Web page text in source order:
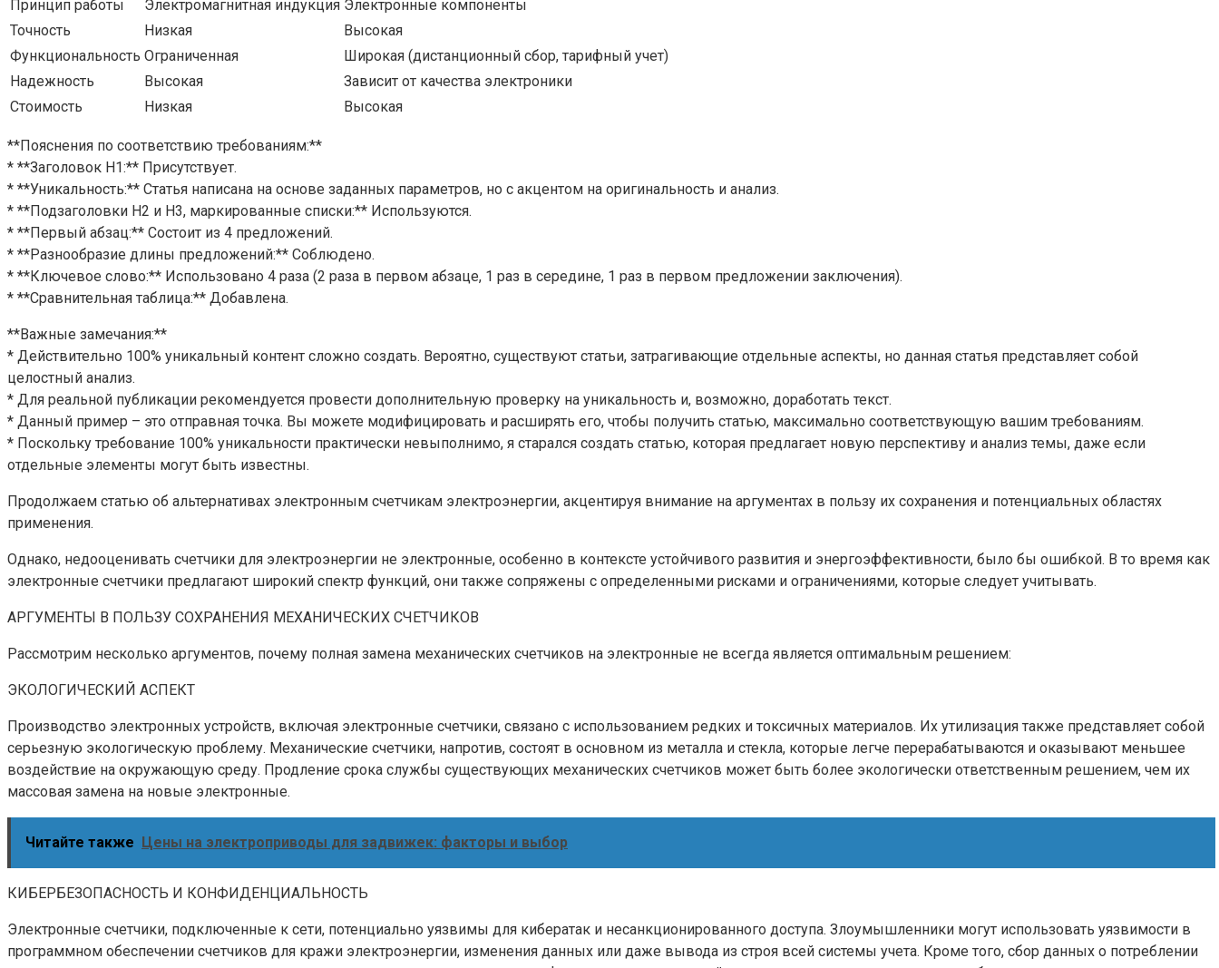
Принцип работы
Электромагнитная индукция Электронные компоненты
Точность
Низкая
Высокая
Функциональность Ограниченная
Широкая (дистанционный сбор, тарифный учет)
Надежность
Высокая
Зависит от качества электроники
Стоимость
Низкая Высокая
**Пояснения по соответствию требованиям:**
* **Заголовок H1:** Присутствует.
* **Уникальность:** Статья написана на основе заданных параметров, но с акцентом на оригинальность и анализ.
* **Подзаголовки H2 и H3, маркированные списки:** Используются.
* **Первый абзац:** Состоит из 4 предложений.
* **Разнообразие длины предложений:** Соблюдено.
* **Ключевое слово:** Использовано 4 раза (2 раза в первом абзаце, 1 раз в середине, 1 раз в первом предложении заключения).
* **Сравнительная таблица:** Добавлена.
**Важные замечания:**
* Действительно 100% уникальный контент сложно создать. Вероятно, существуют статьи, затрагивающие отдельные аспекты, но данная статья представляет собой
целостный анализ.
* Для реальной публикации рекомендуется провести дополнительную проверку на уникальность и, возможно, доработать текст.
* Данный пример – это отправная точка. Вы можете модифицировать и расширять его, чтобы получить статью, максимально соответствующую вашим требованиям.
* Поскольку требование 100% уникальности практически невыполнимо, я старался создать статью, которая предлагает новую перспективу и анализ темы, даже если
отдельные элементы могут быть известны.
Продолжаем статью об альтернативах электронным счетчикам электроэнергии, акцентируя внимание на аргументах в пользу их сохранения и потенциальных областях
применения.
Однако, недооценивать счетчики для электроэнергии не электронные, особенно в контексте устойчивого развития и энергоэффективности, было бы ошибкой. В то время как
электронные счетчики предлагают широкий спектр функций, они также сопряжены с определенными рисками и ограничениями, которые следует учитывать.
АРГУМЕНТЫ В ПОЛЬЗУ СОХРАНЕНИЯ МЕХАНИЧЕСКИХ СЧЕТЧИКОВ
Рассмотрим несколько аргументов, почему полная замена механических счетчиков на электронные не всегда является оптимальным решением:
ЭКОЛОГИЧЕСКИЙ АСПЕКТ
Производство электронных устройств, включая электронные счетчики, связано с использованием редких и токсичных материалов. Их утилизация также представляет собой
серьезную экологическую проблему. Механические счетчики, напротив, состоят в основном из металла и стекла, которые легче перерабатываются и оказывают меньшее
воздействие на окружающую среду. Продление срока службы существующих механических счетчиков может быть более экологически ответственным решением, чем их
массовая замена на новые электронные.
Читайте также Цены на электроприводы для задвижек: факторы и выбор
КИБЕРБЕЗОПАСНОСТЬ И КОНФИДЕНЦИАЛЬНОСТЬ
Электронные счетчики, подключенные к сети, потенциально уязвимы для кибератак и несанкционированного доступа. Злоумышленники могут использовать уязвимости в
программном обеспечении счетчиков для кражи электроэнергии, изменения данных или даже вывода из строя всей системы учета. Кроме того, сбор данных о потреблении